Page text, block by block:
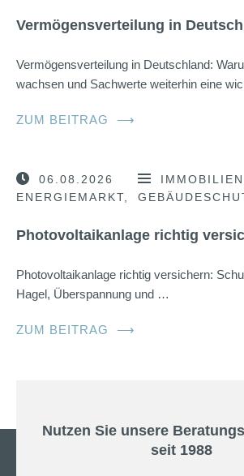
Vermögensverteilung in
Vermögensverteilung in Deutschland:
wachsen und Sachwerte weiterhin eine
ZUM BEITRAG ⟶
06.08.2026
IMMOBILIEN
ENERGIEMARKT
Photovoltaikanlage richtig
Photovoltaikanlage richtig versichern:
Hagel, Überspannung und …
ZUM BEITRAG ⟶
Nutzen Sie unsere
seit 1988